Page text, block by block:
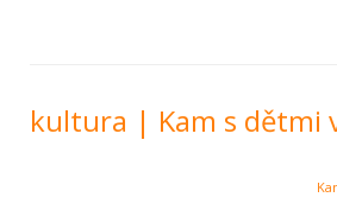
kultura | Kam s dětmi